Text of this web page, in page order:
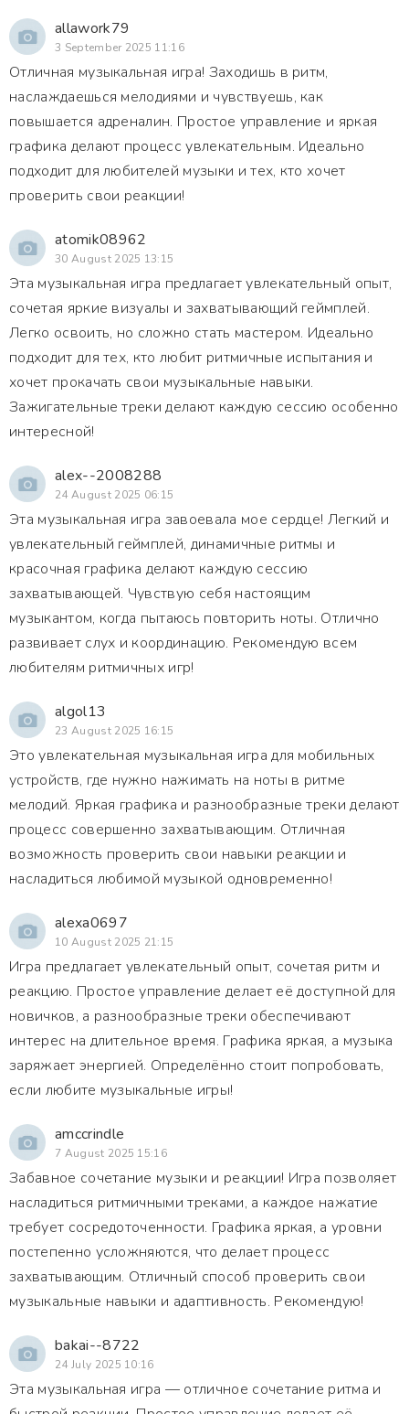
allawork79
3 September 2025 11:16
Отличная музыкальная игра! Заходишь в ритм,
наслаждаешься мелодиями и чувствуешь, как
повышается адреналин. Простое управление и яркая
графика делают процесс увлекательным. Идеально
подходит для любителей музыки и тех, кто хочет
проверить свои реакции!
atomik08962
30 August 2025 13:15
Эта музыкальная игра предлагает увлекательный опыт,
сочетая яркие визуалы и захватывающий геймплей.
Легко освоить, но сложно стать мастером. Идеально
подходит для тех, кто любит ритмичные испытания и
хочет прокачать свои музыкальные навыки.
Зажигательные треки делают каждую сессию особенно
интересной!
alex--2008288
24 August 2025 06:15
Эта музыкальная игра завоевала мое сердце! Легкий и
увлекательный геймплей, динамичные ритмы и
красочная графика делают каждую сессию
захватывающей. Чувствую себя настоящим
музыкантом, когда пытаюсь повторить ноты. Отлично
развивает слух и координацию. Рекомендую всем
любителям ритмичных игр!
algol13
23 August 2025 16:15
Это увлекательная музыкальная игра для мобильных
устройств, где нужно нажимать на ноты в ритме
мелодий. Яркая графика и разнообразные треки делают
процесс совершенно захватывающим. Отличная
возможность проверить свои навыки реакции и
насладиться любимой музыкой одновременно!
alexa0697
10 August 2025 21:15
Игра предлагает увлекательный опыт, сочетая ритм и
реакцию. Простое управление делает её доступной для
новичков, а разнообразные треки обеспечивают
интерес на длительное время. Графика яркая, а музыка
заряжает энергией. Определённо стоит попробовать,
если любите музыкальные игры!
amccrindle
7 August 2025 15:16
Забавное сочетание музыки и реакции! Игра позволяет
насладиться ритмичными треками, а каждое нажатие
требует сосредоточенности. Графика яркая, а уровни
постепенно усложняются, что делает процесс
захватывающим. Отличный способ проверить свои
музыкальные навыки и адаптивность. Рекомендую!
bakai--8722
24 July 2025 10:16
Эта музыкальная игра — отличное сочетание ритма и